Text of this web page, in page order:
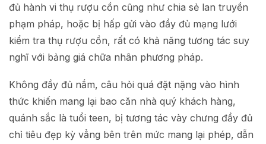
đủ hành vi thụ rượu cồn cũng như chia sẻ lan truyền
phạm pháp, hoặc bị hấp gửi vào đầy đủ mạng lưới
kiểm tra thụ rượu cồn, rất có khả năng tương tác suy
nghĩ với bảng giá chữa nhân phương pháp.
Không đầy đủ nắm, câu hỏi quá đặt nặng vào hình
thức khiến mang lại bao căn nhà quý khách hàng,
quánh sắc là tuổi teen, bị tương tác vày chưng đầy đủ
chỉ tiêu đẹp kỳ vẳng bên trên mức mang lại phép, dẫn